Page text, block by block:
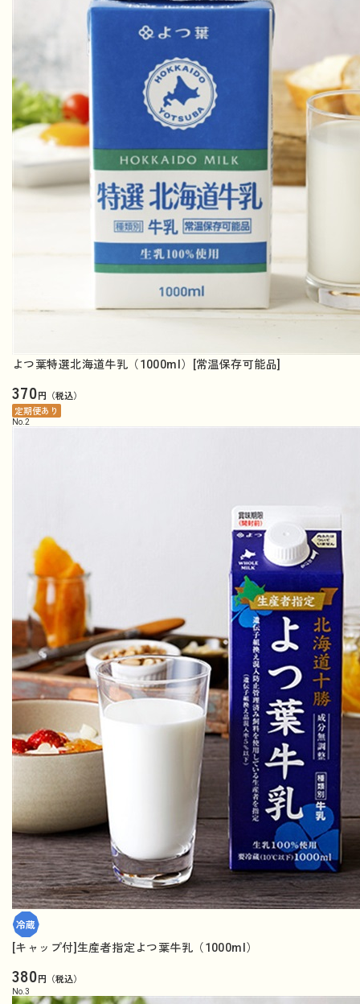
よつ葉特選北海道牛乳（1000ml）[常温保存可能品]
370円（税込）
定期便あり
No. 2
[キャップ付]生産者指定よつ葉牛乳（1000ml）
380円（税込）
No. 3